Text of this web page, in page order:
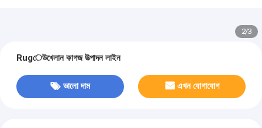
2/3
Rugেউখেলান কাগজ উত্পাদন লাইন
ভালো দাম এখন যোগাযোগ